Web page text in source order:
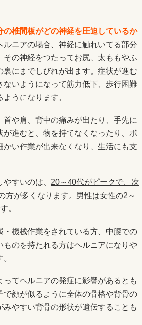
の椎間板がどの神経を圧迫しているか
ルニアの場合、神経に触れいてる部分
その神経をつたってお尻、太ももやふ
裏にまでしびれが出ます。症状が進む
ないようになって筋力低下、歩行困難
うになります。
首や肩、背中の痛みが出たり、手先に
が進むと、物を持てなくなったり、ボ
かい作業が出来なくなり、生活にも支
すいのは、 20～40代がピークで、次
方が多くなります。男性は女性の2～
。
・機械作業をされている方、中腰での
ものを持たれる方はヘルニアになりや
ってヘルニアの発症に影響があるとも
で顔が似るように全体の骨格や背骨の
みやすい背骨の形状が遺伝することも